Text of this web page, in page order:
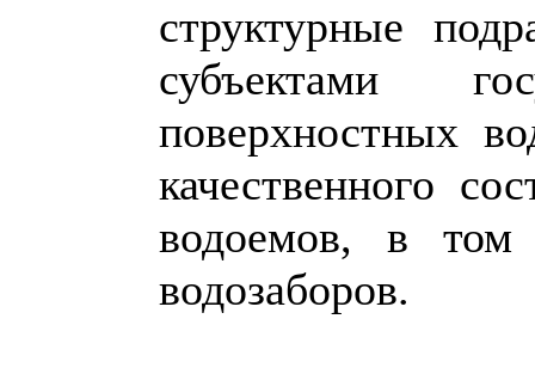
структурные
субъектами
поверхностных
качественного
водоемов, в
водозаборов.